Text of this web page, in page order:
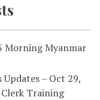
Morning Myanmar
– Oct 29,
Training